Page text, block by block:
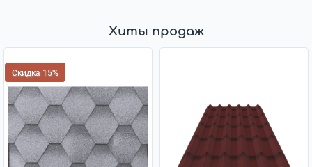
Хиты продаж
Скидка 15%